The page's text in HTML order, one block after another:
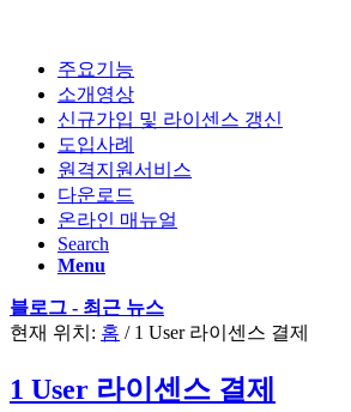
주요기능
소개영상
신규가입 및 라이센스 갱신
도입사례
원격지원서비스
다운로드
온라인 매뉴얼
Search
Menu
블로그 - 최근 뉴스
현재 위치: 홈 / 1 User 라이센스 결제
1 User 라이센스 결제